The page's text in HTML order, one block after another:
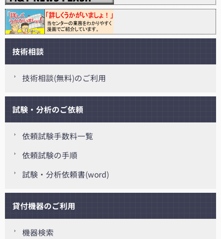
技術相談
技術相談(無料)のご利用
試験・分析のご依頼
依頼試験手数料一覧
依頼試験の手順
試験・分析依頼書(word)
貸付機器のご利用
機器検索